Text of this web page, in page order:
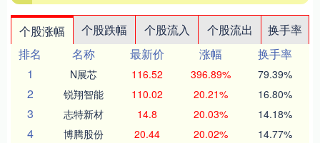
个股涨幅 个股跌幅 个股流入 个股流出
换手率
排名
名称 最新价 涨幅
换手率
1
N展芯 116.52 396.89% 79.39%
2 锐翔智能 110.02 20.21% 16.80%
3 志特新材 14.8 20.03% 14.18%
4 博腾股份 20.44 20.02% 14.77%